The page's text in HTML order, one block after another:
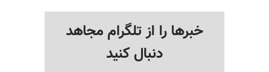
خبرها را از تلگرام مجاهد
دنبال کنید